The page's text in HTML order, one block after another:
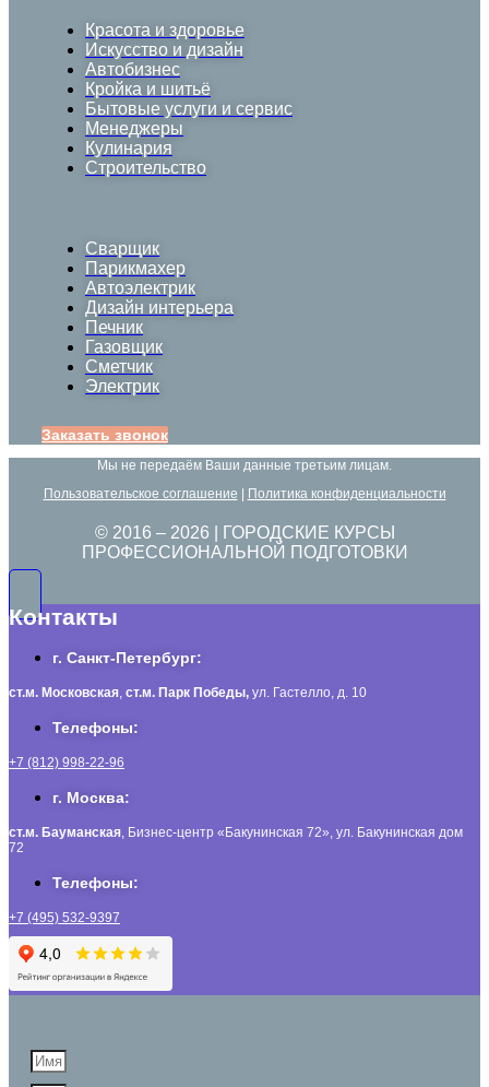
Красота и здоровье
Искусство и дизайн
Автобизнес
Кройка и шитьё
Бытовые услуги и сервис
Менеджеры
Кулинария
Строительство
Сварщик
Парикмахер
Автоэлектрик
Дизайн интерьера
Печник
Газовщик
Сметчик
Электрик
Заказать звонок
Мы не передаём Ваши данные третьим лицам.
Пользовательское соглашение
Политика конфиденциальности
© 2016 – 2026 | ГОРОДСКИЕ КУРСЫ
ПРОФЕССИОНАЛЬНОЙ ПОДГОТОВКИ
Контакты
г. Санкт-Петербург:
ст.м. Московская, ст.м. Парк Победы, ул. Гастелло, д. 10
Телефоны:
+7 (812) 998-22-96
г. Москва:
ст.м. Бауманская, Бизнес-центр «Бакунинская 72», ул. Бакунинская дом
72
Телефоны:
+7 (495) 532-9397